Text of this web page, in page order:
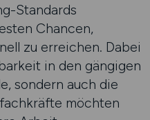
Standards
Chancen,
zu erreichen. Dabei
in den gängigen
sondern auch die
möchten